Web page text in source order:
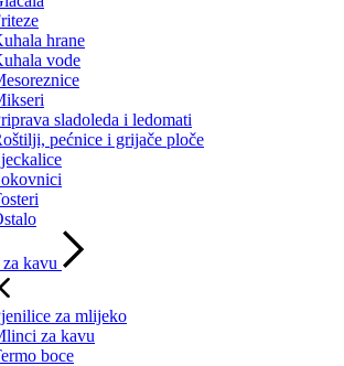
hrane
vode
sladoleda i ledomati
pećnice i grijače ploče
kavu
za mlijeko
za kavu
boce